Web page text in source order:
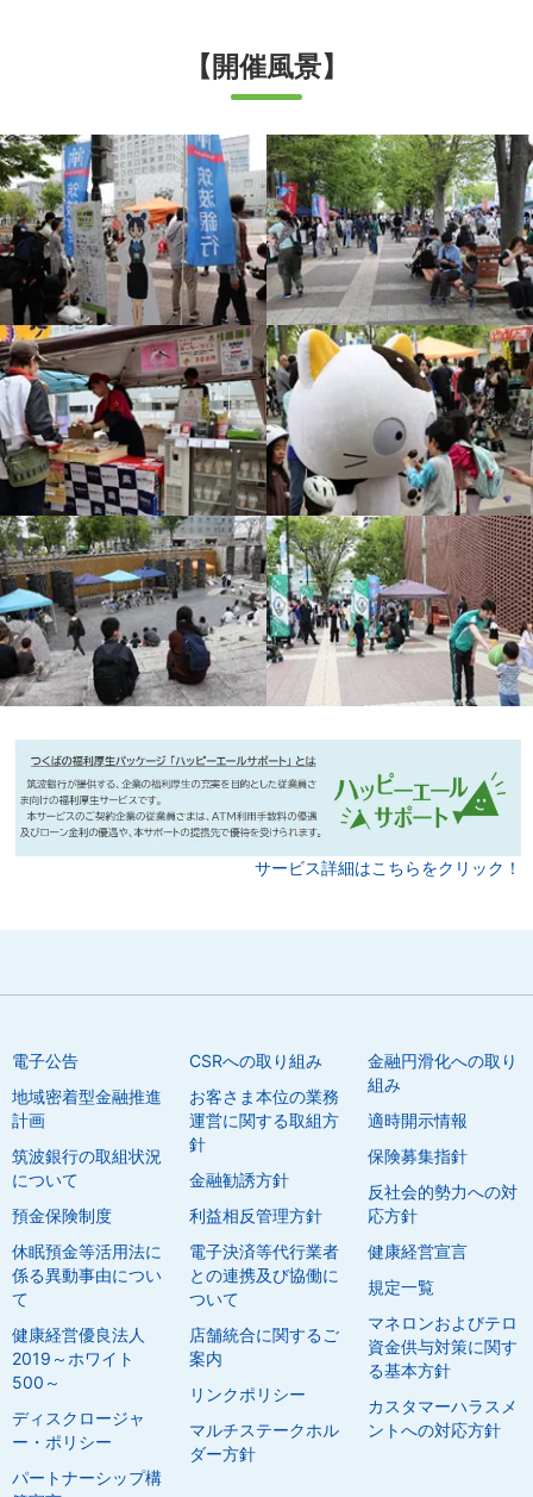
【開催風景】
サービス詳細はこちらをクリック！
電子公告
地域密着型金融推進
計画
筑波銀行の取組状況
について
預金保険制度
休眠預金等活用法に
係る異動事由につい
て
健康経営優良法人
2019～ホワイト
500～
ディスクロージャ
ー・ポリシー
パートナーシップ構
CSRへの取り組み
お客さま本位の業務
運営に関する取組方
針
金融勧誘方針
利益相反管理方針
電子決済等代行業者
との連携及び協働に
ついて
店舗統合に関するご
案内
リンクポリシー
マルチステークホル
ダー方針
金融円滑化への取り
組み
適時開示情報
保険募集指針
反社会的勢力への対
応方針
健康経営宣言
規定一覧
マネロンおよびテロ
資金供与対策に関す
る基本方針
カスタマーハラスメ
ントへの対応方針